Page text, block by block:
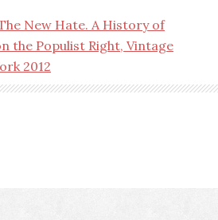
New Hate. A History of
the Populist Right, Vintage
2012